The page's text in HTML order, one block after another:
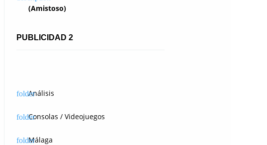
(Amistoso)
PUBLICIDAD 2
Análisis
Consolas / Videojuegos
Málaga